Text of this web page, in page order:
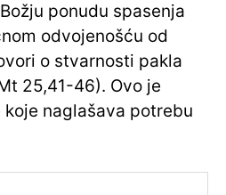
ponudu spasenja
odvojenošću od
o stvarnosti pakla
25,41-46). Ovo je
naglašava potrebu